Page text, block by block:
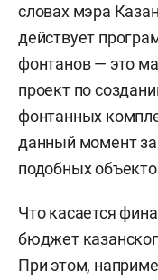
словах мэра
действует
фонтанов — это
проект по
фонтанных
данный момент
подобных
Что касается
бюджет
При этом,